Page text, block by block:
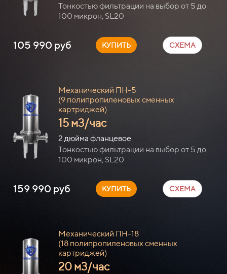
Тонкостью фильтрации на выбор от 5 до
100 микрон, SL20
105 990 руб КУПИТЬ СХЕМА
Механический ПН-5
(9 полипропиленовых сменных
картриджей)
15 м3/час
2 дюйма фланцевое
Тонкостью фильтрации на выбор от 5 до
100 микрон, SL20
159 990 руб КУПИТЬ СХЕМА
Механический ПН-18
(18 полипропиленовых сменных
картриджей)
20 м3/час